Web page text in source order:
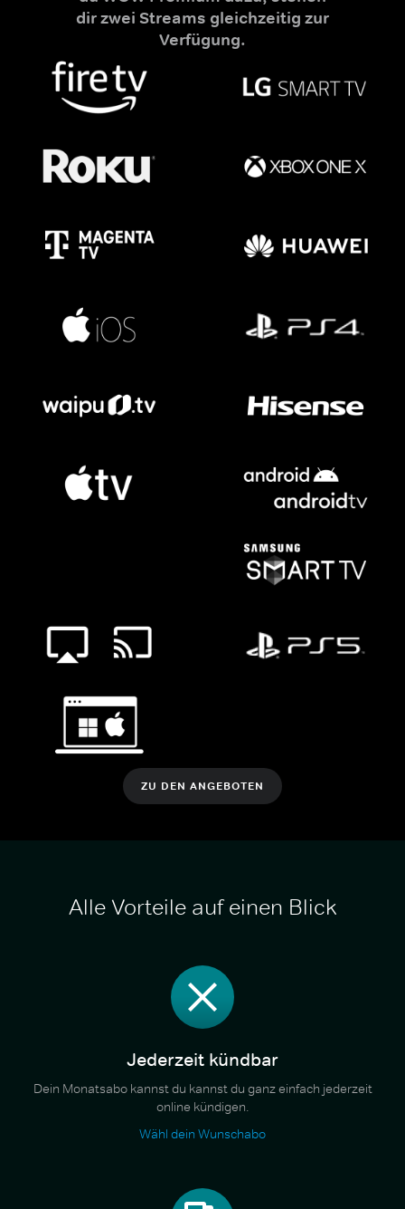
dir zwei Streams gleichzeitig zur
Verfügung.
ZU DEN ANGEBOTEN
Alle Vorteile auf einen Blick
Jederzeit kündbar
Dein Monatsabo kannst du kannst du ganz einfach jederzeit
online kündigen.
Wähl dein Wunschabo